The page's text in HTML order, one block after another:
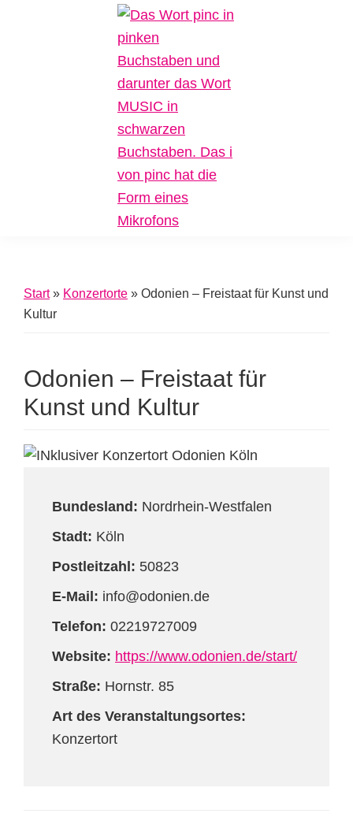
Inklusive
Start» Konzertorte » Odonien – Freistaat für Kunst und
Kultur
Odonien – Freistaat für
Kunst und Kultur
Bundesland: Nordrhein-Westfalen
Stadt: Köln
Postleitzahl: 50823
E-Mail: info@odonien.de
Telefon: 02219727009
Website: https://www.odonien.de/start/
Straße: Hornstr. 85
Art des Veranstaltungsortes:
Konzertort